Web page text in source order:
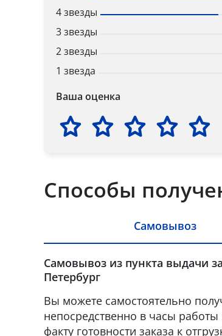
4 звезды
3 звезды
2 звезды
1 звезда
Ваша оценка
Способы
Самовывоз
Самовывоз из пункта выдачи
Петербург
Вы можете самостоятельно
непосредственно в часы
факту готовности заказа к